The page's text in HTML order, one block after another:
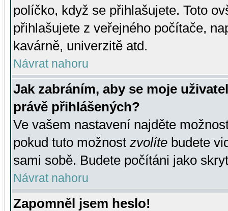
políčko, když se přihlašujete. Toto
přihlašujete z veřejného počítače,
kavárně, univerzitě atd.
Návrat nahoru
Jak zabráním, aby se moje
právě přihlášených?
Ve vašem nastavení najděte
pokud tuto možnost zvolíte budete
sami sobě. Budete počítáni jako
Návrat nahoru
Zapomněl jsem heslo!